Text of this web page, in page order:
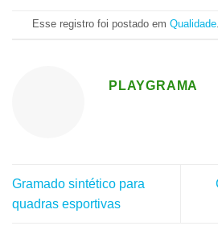
Esse registro foi postado em Qualidade.
PLAYGRAMA
Gramado sintético para
quadras esportivas